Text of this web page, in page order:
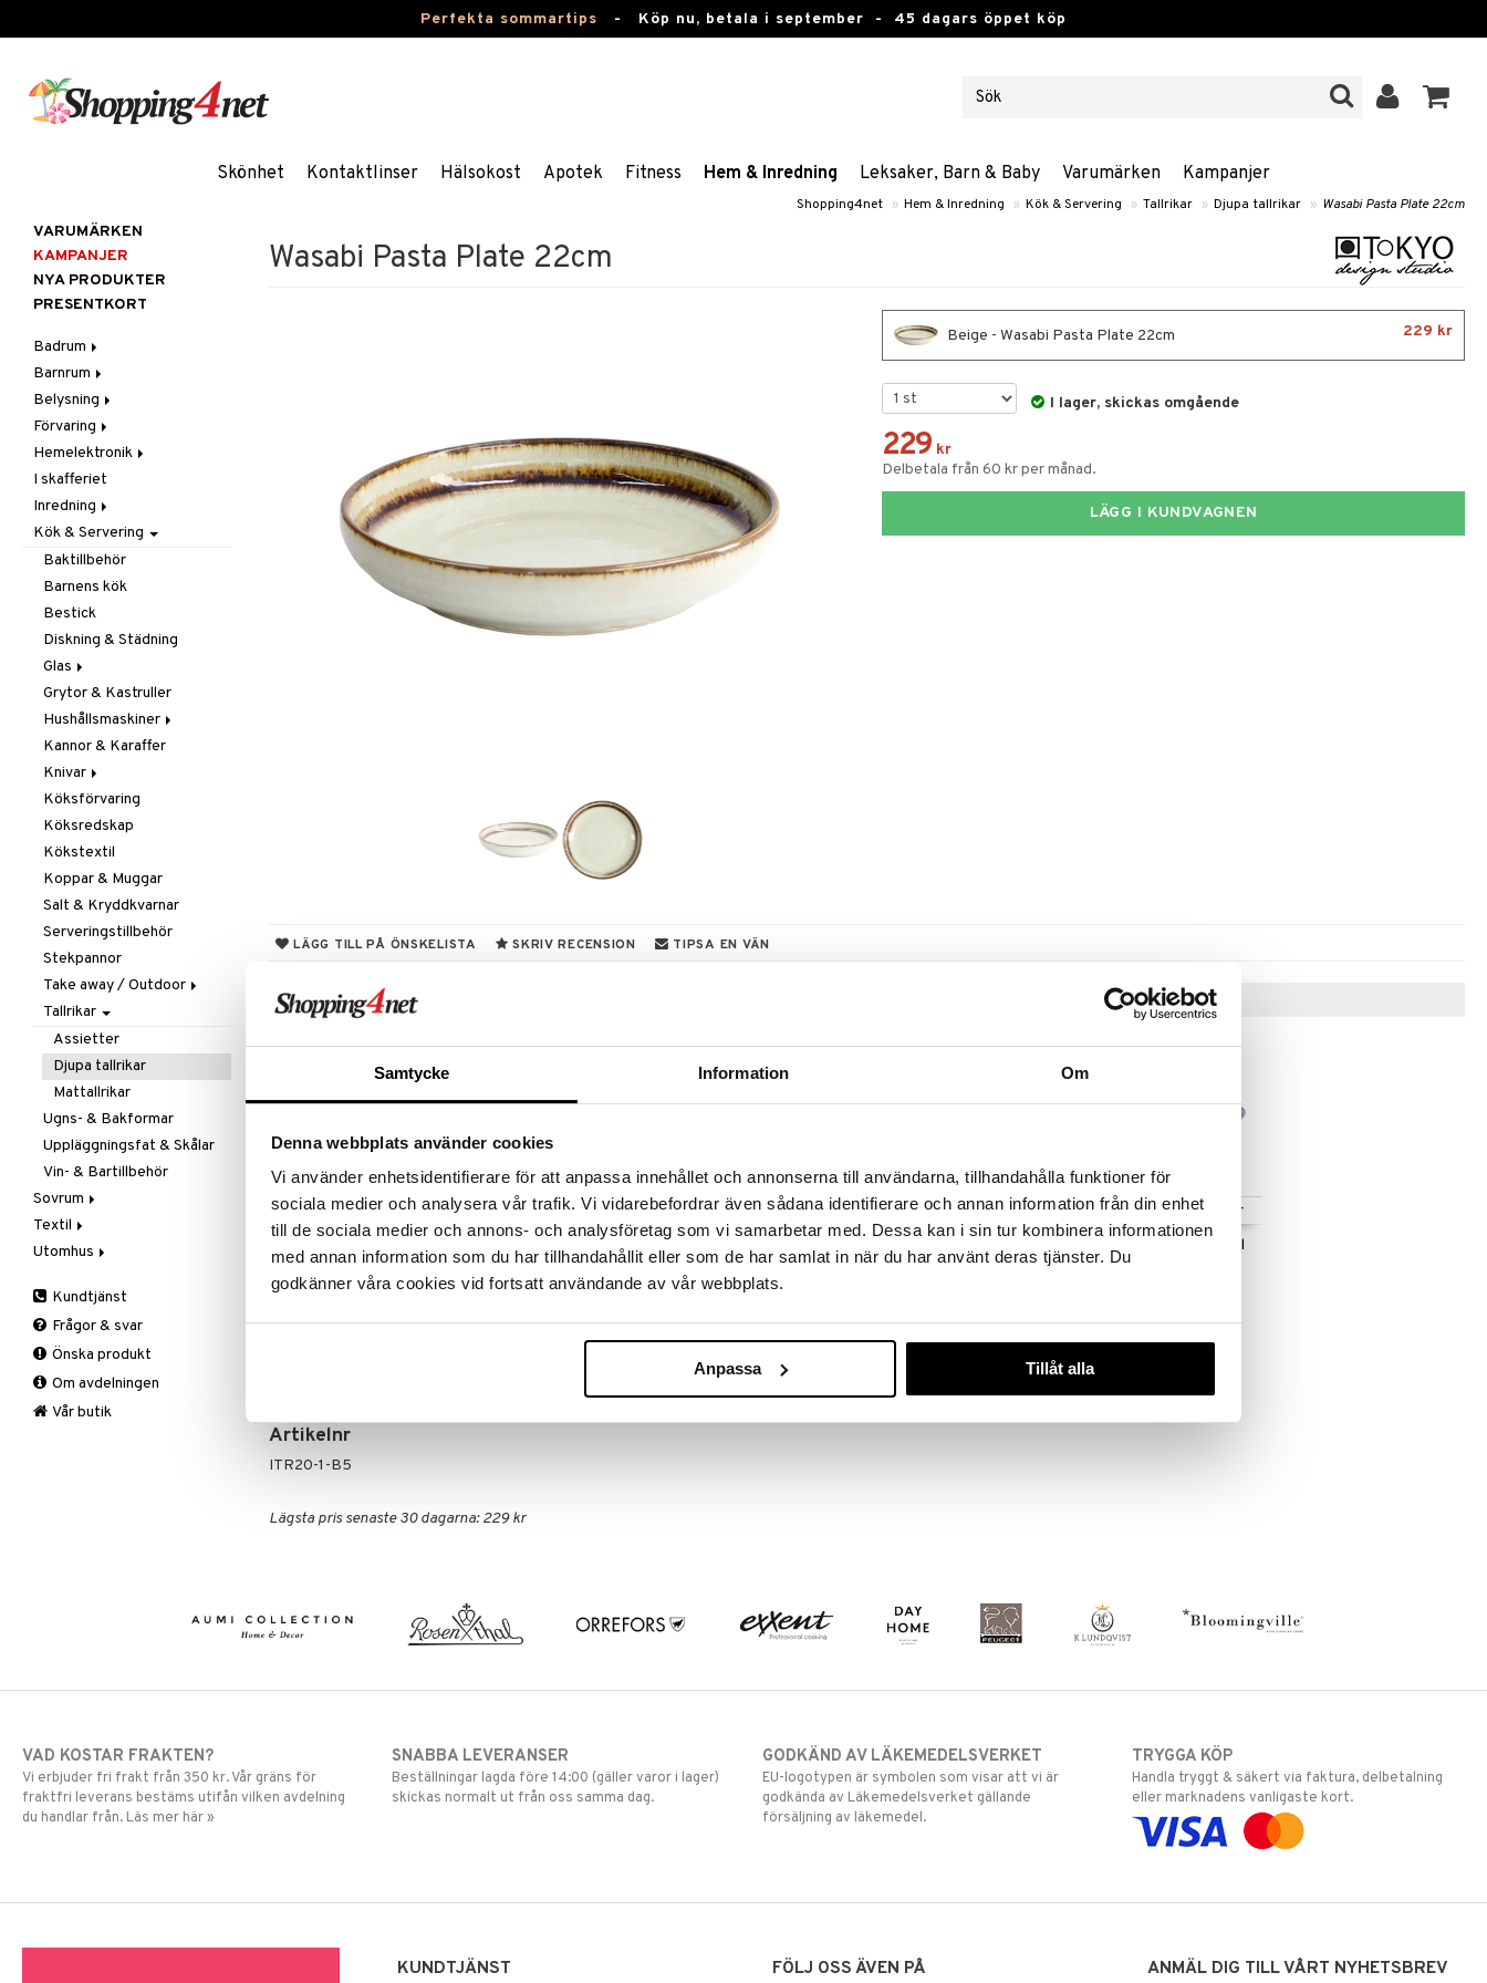
Samtycke Information Om
Denna webbplats använder cookies
Vi använder enhetsidentifierare för att anpassa innehållet och annonserna till användarna, tillhandahålla funktioner för
sociala medier och analysera vår trafik. Vi vidarebefordrar även sådana identifierare och annan information från din enhet
till de sociala medier och annons- och analysföretag som vi samarbetar med. Dessa kan i sin tur kombinera informationen
med annan information som du har tillhandahållit eller som de har samlat in när du har använt deras tjänster. Du
godkänner våra cookies vid fortsatt användande av vår webbplats.
Anpassa Tillåt alla
Perfekta sommartips - Köp nu, betala i september - 45 dagars öppet köp
Skönhet Kontaktlinser Hälsokost Apotek Fitness Hem & Inredning Leksaker, Barn & Baby Varumärken Kampanjer
Shopping4net » Hem & Inredning » Kök & Servering » Tallrikar » Djupa tallrikar » Wasabi Pasta Plate 22cm
Wasabi Pasta Plate 22cm
Beige - Wasabi Pasta Plate 22cm 229 kr
I lager, skickas omgående
229 kr
Delbetala från 60 kr per månad.
LÄGG I KUNDVAGNEN
LÄGG TILL PÅ ÖNSKELISTA SKRIV RECENSION TIPSA EN VÄN
REA - dags att klicka hem fynden
produkter!
Rean pågår fram till 31/8-2026, men var snabb - dina
Produktinfo
Förhöj din pastupplevelse med vår Wasabi Pasta Plate i storleken 22x4 cm,
förtrollande i en stilren beige nyans. Denna tallrik är skapad för att inte bara framhäva
smaken av din pasta utan också för att addera en touch av elegans till din servering.
pastarätter till aptitretande förrätter eller vackra desserter. Ge din mat ett lyft och
Artikelnr
ITR20-1-B5
Lägsta pris senaste 30 dagarna: 229 kr
Tips till dig
Finns i flera varianter
cm
77
Finns i flera varianter
Nippon Blue Tayo Bowl
15.2 cm
94
VARUMÄRKEN
KAMPANJER
NYA PRODUKTER
PRESENTKORT
Badrum
Badrumsinredning
Badrumstextilier
Badrumstillbehör
Barnrum
Barnlampor
Barnmöbler
Barnrumsdekoration
Barnrumsförvaring
Barnrumstextilier
Belysning
Belysningstillbehör
Lampor
Bordslampor
Taklampor
LED-ljus
Ljuslyktor & Ljusstakar
Utomhusbelysning
Förvaring
Hängare & krokar
Hyllor
Småförvaring
Småförvaring & Korgar
Väskor
Hemelektronik
Ljud
I skafferiet
Inredning
Dekoration
Böcker
Figurer & Skulpturer
Klockor
Krukor
Metal Art
Väggdekorationer
Vaser
Doftljus & Doftspridare
Förvaring & Hyllor
Hängare & Krokar
Hyllor
Småförvaring & Korgar
Juldekoration
Ljuslyktor & Ljusstakar
Småmöbler
Kök & Servering
Baktillbehör
Barnens kök
Bestick
Diskning & Städning
Glas
Champagneglas
Dricksglas
Drink- & Cocktailglas
Ölglas
Snaps- & Avecglas
Vinglas
Whiskey- & Cognacglas
Grytor & Kastruller
Hushållsmaskiner
Brödrostar
Kaffe, Te & Espresso
Mixer & Elvispar
Övriga maskiner
Vattenkokare
Kannor & Karaffer
Knivar
Brödknivar
Knivset
Knivslipar och Brynen
Knivtillbehör
Kockknivar
Skal- & Grönsaksknivar
Skärbrädor
Specialknivar
Köksförvaring
Köksredskap
Kökstextil
Koppar & Muggar
Salt & Kryddkvarnar
Serveringstillbehör
Stekpannor
Take away / Outdoor
Flaskor
Matlådor
Termoskannor
Termosmuggar
Tallrikar
Assietter
Djupa tallrikar
Mattallrikar
Ugns- & Bakformar
Uppläggningsfat & Skålar
Vin- & Bartillbehör
Sovrum
Filtar & Plädar
Prydnadskuddar
Bäddset
Kuddar & Täcken
Lakan & Örngott
Tillbehör
Textil
Badrumstextilier
Filtar & Plädar
Kökstextilier
Mattor
Övrigt
Prydnadskuddar
Utomhus
Friluftsliv
Grill & Grilltillbehör
Krukor
Mygg- & insektsskydd
Picknick
Kundtjänst
Frågor & svar
Önska produkt
Om avdelningen
Vår butik
VAD KOSTAR FRAKTEN?
Vi erbjuder fri frakt från 350 kr. Vår gräns för
fraktfri leverans bestäms utifån vilken avdelning
du handlar från. Läs mer här »
SNABBA LEVERANSER
Beställningar lagda före 14:00 (gäller varor i lager)
skickas normalt ut från oss samma dag.
GODKÄND AV LÄKEMEDELSVERKET
EU-logotypen är symbolen som visar att vi är
godkända av Läkemedelsverket gällande
försäljning av läkemedel.
TRYGGA KÖP
Handla tryggt & säkert via faktura, delbetalning
eller marknadens vanligaste kort.
KUNDTJÄNST FÖLJ OSS ÄVEN PÅ ANMÄL DIG TILL VÅRT NYHETSBREV